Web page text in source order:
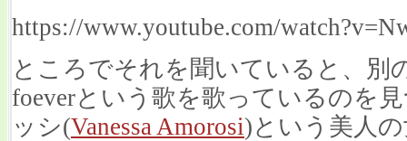
https://www.youtube.com/
ところでそれを聞いていると、別
foeverという歌を歌っているのを
ッシ(Vanessa Amorosi)という美人